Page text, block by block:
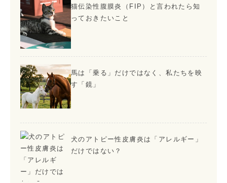
猫伝染性腹膜炎（FIP）と言われたら知
っておきたいこと
馬は「乗る」だけではなく、私たちを映
す「鏡」
犬のアトピー性皮膚炎は「アレルギー」
だけではない？